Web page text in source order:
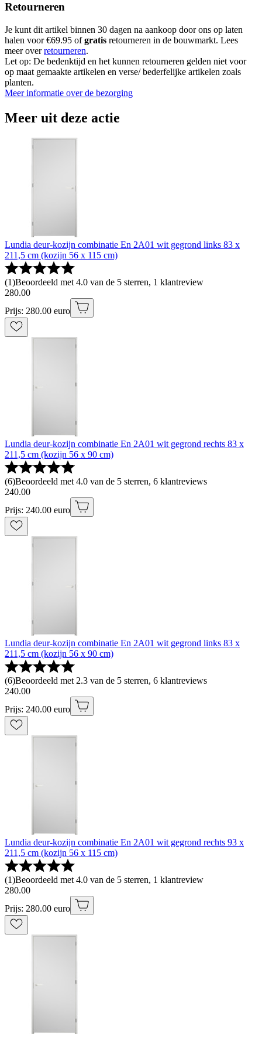
Retourneren
Je kunt dit artikel binnen 30 dagen na aankoop door ons op laten
halen voor €69.95 ofgratis retourneren in de bouwmarkt. Lees
meer overretourneren.
Let op: De bedenktijd en het kunnen retourneren gelden niet voor
op maat gemaakte artikelen en verse/ bederfelijke artikelen zoals
planten.
Meer informatie over de bezorging
Meer uit deze actie
Lundia deur-kozijn combinatie En 2A01 wit gegrond links 83 x
211,5 cm (kozijn 56 x 115 cm)
(1)Beoordeeld met 4.0 van de 5 sterren, 1 klantreview
280.00
Prijs: 280.00 euro
Lundia deur-kozijn combinatie En 2A01 wit gegrond rechts 83 x
211,5 cm (kozijn 56 x 90 cm)
(6)Beoordeeld met 4.0 van de 5 sterren, 6 klantreviews
240.00
Prijs: 240.00 euro
Lundia deur-kozijn combinatie En 2A01 wit gegrond links 83 x
211,5 cm (kozijn 56 x 90 cm)
(6)Beoordeeld met 2.3 van de 5 sterren, 6 klantreviews
240.00
Prijs: 240.00 euro
Lundia deur-kozijn combinatie En 2A01 wit gegrond rechts 93 x
211,5 cm (kozijn 56 x 115 cm)
(1)Beoordeeld met 4.0 van de 5 sterren, 1 klantreview
280.00
Prijs: 280.00 euro